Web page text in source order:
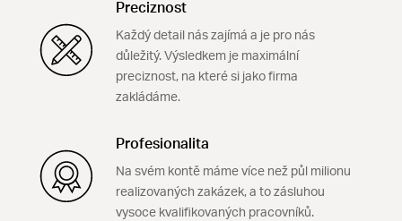
Preciznost
Každý detail nás zajímá a je pro nás
důležitý. Výsledkem je maximální
preciznost, na které si jako firma
zakládáme.
Profesionalita
Na svém kontě máme více než půl milionu
realizovaných zakázek, a to zásluhou
vysoce kvalifikovaných pracovníků.